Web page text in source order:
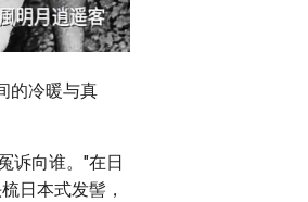
的冷暖与真
诉向谁。"在日
日本式发髻，